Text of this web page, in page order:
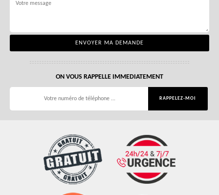
ON VOUS RAPPELLE IMMEDIATEMENT